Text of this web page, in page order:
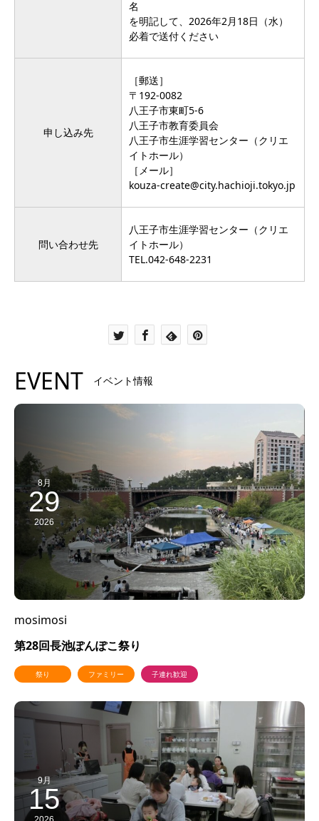
名
を明記して、2026年2月18日（水）
必着で送付ください
申し込み先
［郵送］
〒192-0082
八王子市東町5-6
八王子市教育委員会
八王子市生涯学習センター（クリエ
イトホール）
［メール］
kouza-create@city.hachioji.tokyo.jp
問い合わせ先
八王子市生涯学習センター（クリエ
イトホール）
TEL.042-648-2231
EVENT イベント情報
8月
29
2026
mosimosi
第28回長池ぽんぽこ祭り
祭り ファミリー 子連れ歓迎
9月
15